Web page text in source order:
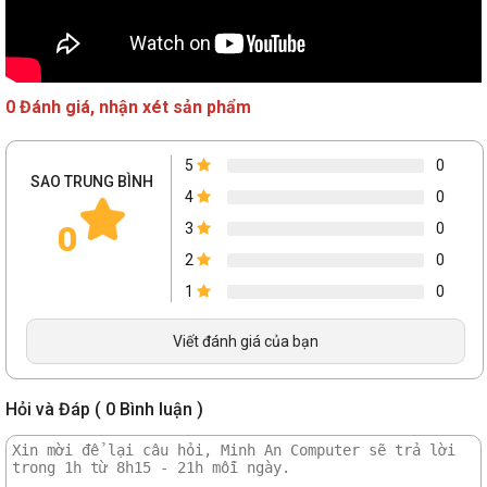
ráp để hệ thống của bạn thêm phần gọn gàng
Tô điểm hệ thống bằng bộ Hub đi kèm
0 Đánh giá, nhận xét sản phẩm
SAO TRUNG BÌNH
0
5
0
4
0
3
0
2
0
1
0
Viết đánh giá của bạn
Hỏi và Đáp ( 0 Bình luận )